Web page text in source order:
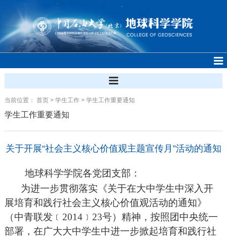
当前位置： 首页> 学生工作> 学生工作重要通知
学生工作重要通知
关于开展“社会主义核心价值观主题宣传月”活动的通知
地球科学学院各党团支部：
为进一步贯彻落实《关于在大中学生中深入开
展培育和践行社会主义核心价值观活动的通知》
（中青联发﹝ 2014﹞ 23号）精神，按照团中央统一
部署，在广大大中学生中进一步掀起培育和践行社